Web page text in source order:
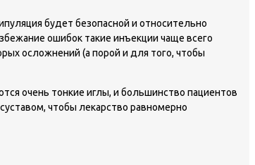
будет безопасной и относительно
ошибок такие инъекции чаще всего
осложнений (а порой и для того, чтобы
очень тонкие иглы, и большинство пациентов
чтобы лекарство равномерно